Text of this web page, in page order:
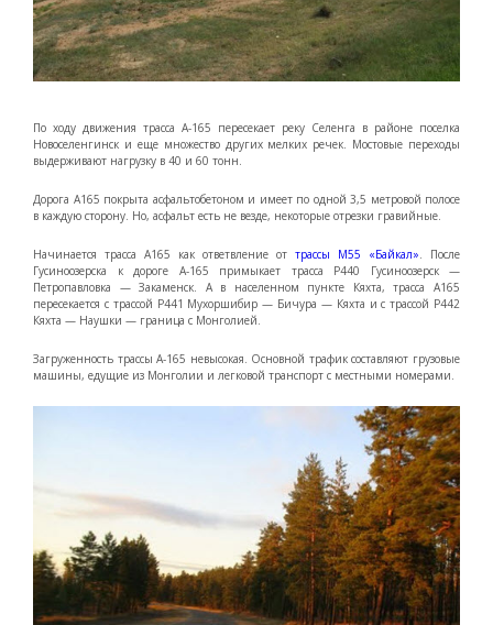
По ходу движения трасса А-165 пересекает реку Селенга в районе поселка
Новоселенгинск и еще множество других мелких речек. Мостовые переходы
выдерживают нагрузку в 40 и 60 тонн.
Дорога А165 покрыта асфальтобетоном и имеет по одной 3,5 метровой полосе
в каждую сторону. Но, асфальт есть не везде, некоторые отрезки гравийные.
Начинается трасса А165 как ответвление от трассы М55 «Байкал». После
Гусиноозерска к дороге А-165 примыкает трасса Р440 Гусиноозерск —
Петропавловка — Закаменск. А в населенном пункте Кяхта, трасса А165
пересекается с трассой Р441 Мухоршибир — Бичура — Кяхта и с трассой Р442
Кяхта — Наушки — граница с Монголией.
Загруженность трассы А-165 невысокая. Основной трафик составляют грузовые
машины, едущие из Монголии и легковой транспорт с местными номерами.